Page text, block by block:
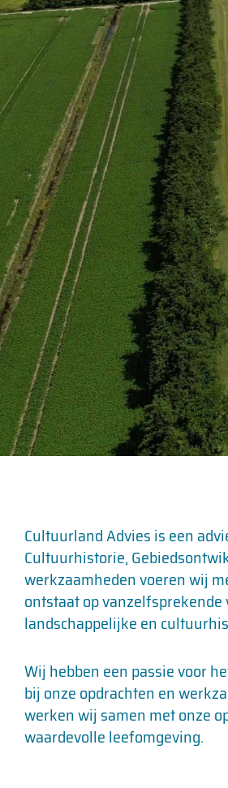
Cultuurland Advies is een
Cultuurhistorie,
werkzaamheden voeren wij
ontstaat op
landschappelijke en
Wij hebben een passie voor
bij onze opdrachten en
werken wij samen met onze
waardevolle leefomgeving.